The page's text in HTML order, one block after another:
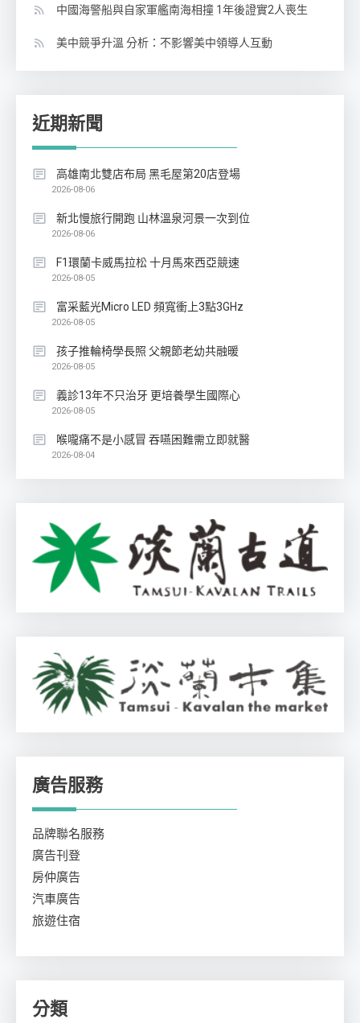
中國海警船與自家軍艦南海相撞 1年後證實2人喪生
美中競爭升溫 分析：不影響美中領導人互動
近期新聞
高雄南北雙店布局 黑毛屋第20店登場
2026-08-06
新北慢旅行開跑 山林溫泉河景一次到位
2026-08-06
F1環蘭卡威馬拉松 十月馬來西亞競速
2026-08-05
富采藍光Micro LED 頻寬衝上3點3GHz
2026-08-05
孩子推輪椅學長照 父親節老幼共融暖
2026-08-05
義診13年不只治牙 更培養學生國際心
2026-08-05
喉嚨痛不是小感冒 吞嚥困難需立即就醫
2026-08-04
廣告服務
品牌聯名服務
廣告刊登
房仲廣告
汽車廣告
旅遊住宿
分類